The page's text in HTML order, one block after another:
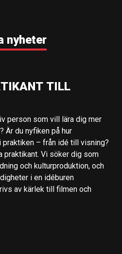
nyheter
TILL
person som vill lära dig mer
Är du nyfiken på hur
– från idé till visning?
praktikant. Vi söker dig som
och kulturproduktion, och
i en idéburen
av kärlek till filmen och